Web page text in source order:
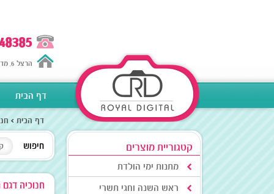
הרצל 6, מדרחוב נתניה
דף הבית
קטגוריית מוצרים
מתנות ימי הולדת
ראש השנה וחגי תשרי
דף הבית
חיפוש
חנוכיה דגם